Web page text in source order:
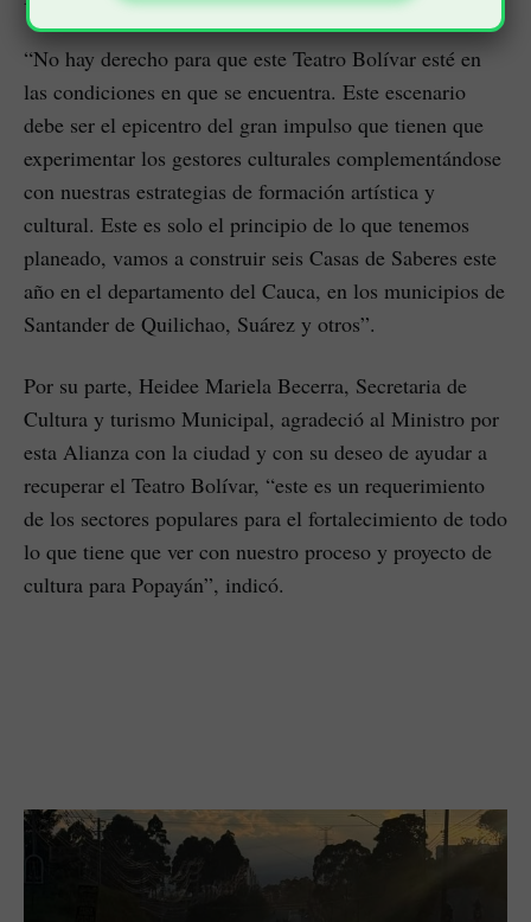
“No hay derecho para que este Teatro Bolívar esté en
las condiciones en que se encuentra. Este escenario
debe ser el epicentro del gran impulso que tienen que
experimentar los gestores culturales complementándose
con nuestras estrategias de formación artística y
cultural. Este es solo el principio de lo que tenemos
planeado, vamos a construir seis Casas de Saberes este
año en el departamento del Cauca, en los municipios de
Santander de Quilichao, Suárez y otros”.
Por su parte, Heidee Mariela Becerra, Secretaria de
Cultura y turismo Municipal, agradeció al Ministro por
esta Alianza con la ciudad y con su deseo de ayudar a
recuperar el Teatro Bolívar, “este es un requerimiento
de los sectores populares para el fortalecimiento de todo
lo que tiene que ver con nuestro proceso y proyecto de
cultura para Popayán”, indicó.